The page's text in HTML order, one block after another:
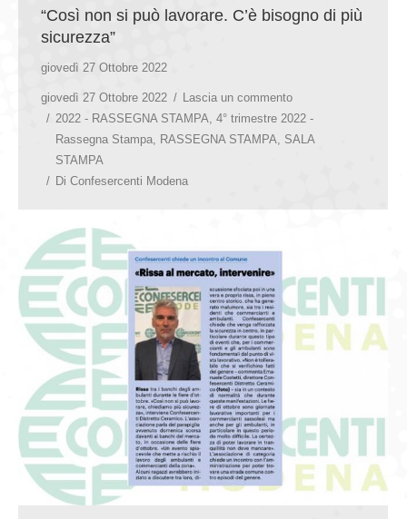
“Così non si può lavorare. C’è bisogno di più
sicurezza”
giovedì 27 Ottobre 2022
giovedì 27 Ottobre 2022
Lascia un commento
2022 - RASSEGNA STAMPA, 4° trimestre 2022 -
Rassegna Stampa, RASSEGNA STAMPA, SALA
STAMPA
Di Confesercenti Modena